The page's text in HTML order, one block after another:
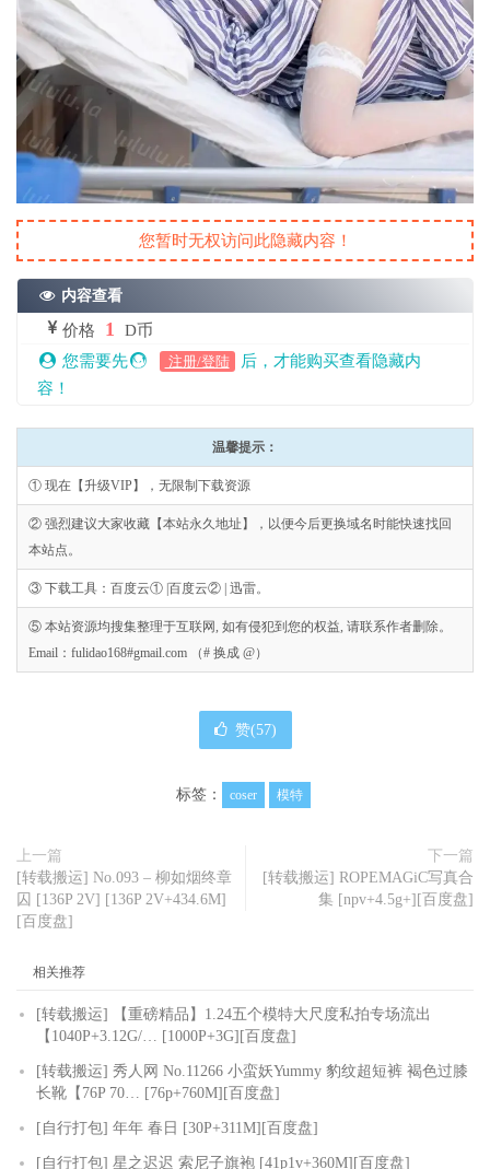
您暂时无权访问此隐藏内容！
内容查看
价格 1
D币
您需要先
注册/登陆
后，才能购买查看隐藏内
容！
温馨提示：
① 现在【升级VIP】，无限制下载资源
② 强烈建议大家收藏【本站永久地址】，以便今后更换域名时能快速找回
本站点。
③ 下载工具：百度云① |百度云② | 迅雷。
⑤ 本站资源均搜集整理于互联网, 如有侵犯到您的权益, 请联系作者删除。
Email：fulidao168#gmail.com （# 换成 @）
赞(57)
标签： coser 模特
上一篇
[转载搬运] No.093 – 柳如烟终章
囚 [136P 2V] [136P 2V+434.6M]
[百度盘]
下一篇
[转载搬运] ROPEMAGiC写真合
集 [npv+4.5g+][百度盘]
相关推荐
[转载搬运] 【重磅精品】1.24五个模特大尺度私拍专场流出
【1040P+3.12G/… [1000P+3G][百度盘]
[转载搬运] 秀人网 No.11266 小蛮妖Yummy 豹纹超短裤 褐色过膝
长靴【76P 70… [76p+760M][百度盘]
[自行打包] 年年 春日 [30P+311M][百度盘]
[自行打包] 星之迟迟 索尼子旗袍 [41p1v+360M][百度盘]